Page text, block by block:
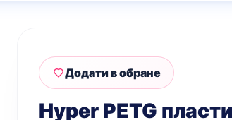
Hyper PETG
Додати в обране